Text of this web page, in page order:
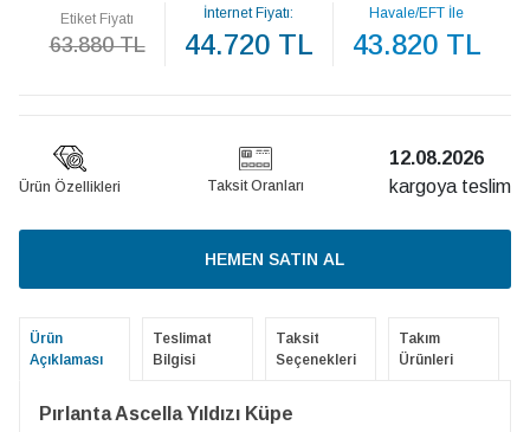
Etiket Fiyatı
63.880 TL
İnternet Fiyatı:
44.720 TL
Havale/EFT İle
43.820 TL
Ürün Özellikleri Taksit Oranları
12.08.2026
kargoya teslim
HEMEN SATIN AL
Ürün
Açıklaması
Teslimat
Bilgisi
Taksit
Seçenekleri
Takım
Ürünleri
Pırlanta Ascella Yıldızı Küpe